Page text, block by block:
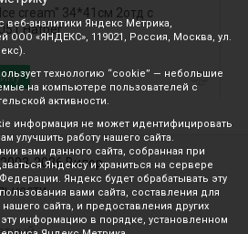
cream" 34*41см 2отд с
Hatber
2026 Вилор
веб-аналитики Яндекс Метрика,
ООО «ЯНДЕКС», 119021, Россия, Москва, ул.
технологию “cookie” — небольшие
на компьютере пользователей с
активности.
информация не может идентифицировать
улучшить работу нашего сайта.
вами данного сайта, собранная при
Яндексу и храниться на сервере
Яндекс будет обрабатывать эту
вами сайта, составления для
сайта, и предоставления других
информацию в порядке, установленном